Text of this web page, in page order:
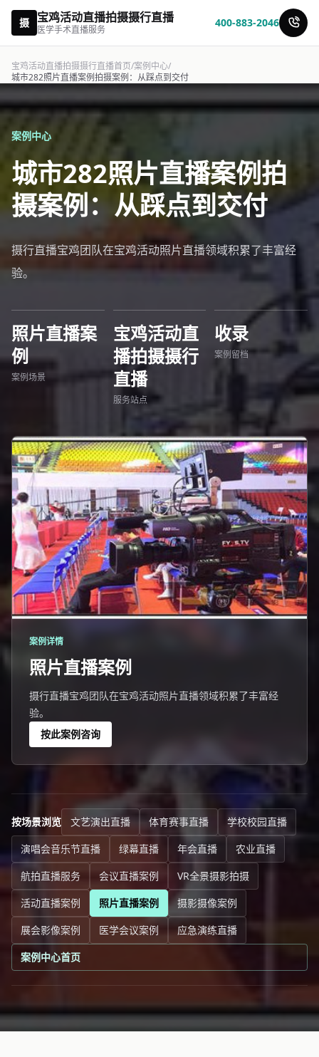
摄 宝鸡活动直播拍摄摄行直播
医学手术直播服务
400-883-2046
宝鸡活动直播拍摄摄行直播首页/案例中心/
城市282照片直播案例拍摄案例：从踩点到交付
案例中心
城市282照片直播案例拍
摄案例：从踩点到交付
摄行直播宝鸡团队在宝鸡活动照片直播领域积累了丰富经
验。
照片直播案
例
案例场景
宝鸡活动直
播拍摄摄行
直播
服务站点
收录
案例留档
案例详情
照片直播案例
摄行直播宝鸡团队在宝鸡活动照片直播领域积累了丰富经
验。
按此案例咨询
按场景浏览 文艺演出直播 体育赛事直播
学校校园直播
演唱会音乐节直播
绿幕直播 年会直播
农业直播
航拍直播服务
会议直播案例
VR全景摄影拍摄
活动直播案例
照片直播案例
摄影摄像案例
展会影像案例
医学会议案例
应急演练直播
案例中心首页